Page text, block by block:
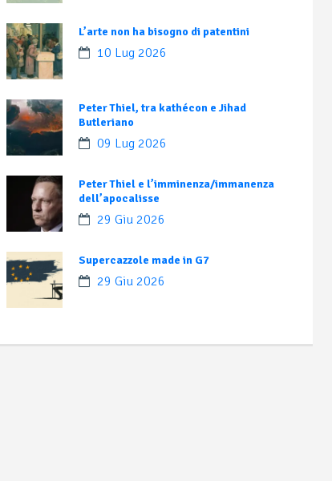
L’arte non ha bisogno di patentini
10 Lug 2026
Peter Thiel, tra kathécon e Jihad
Butleriano
09 Lug 2026
Peter Thiel e l’imminenza/immanenza
dell’apocalisse
29 Giu 2026
Supercazzole made in G7
29 Giu 2026